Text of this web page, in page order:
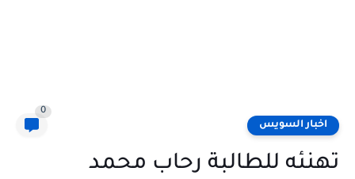
اخبار السويس
0
تهنئه للطالبة رحاب محمد